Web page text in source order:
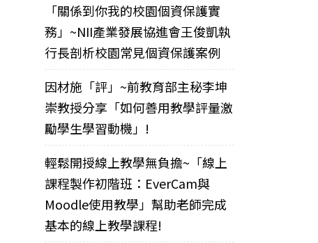
「關係到你我的校園個資保護實
務」~NII產業發展協進會王俊凱執
行長剖析校園常見個資保護案例
因材施「評」~前教育部主秘李坤
崇教授分享「如何善用教學評量激
勵學生學習動機」!
輕鬆開授線上教學無負擔~「線上
課程製作初階班：EverCam與
Moodle使用教學」幫助老師完成
基本的線上教學課程!